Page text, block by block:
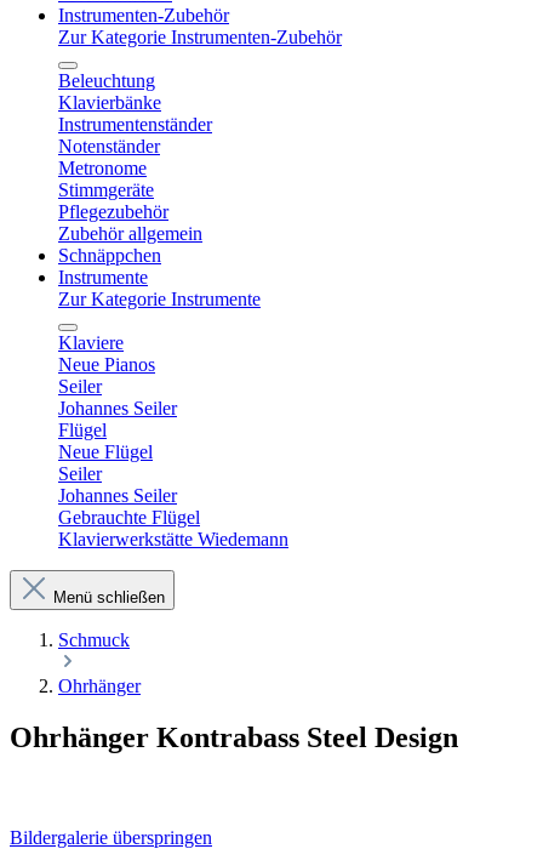
Instrumenten-Zubehör
Zur Kategorie Instrumenten-Zubehör
Beleuchtung
Klavierbänke
Instrumentenständer
Notenständer
Metronome
Stimmgeräte
Pflegezubehör
Zubehör allgemein
Schnäppchen
Instrumente
Zur Kategorie Instrumente
Klaviere
Neue Pianos
Seiler
Johannes Seiler
Flügel
Neue Flügel
Seiler
Johannes Seiler
Gebrauchte Flügel
Klavierwerkstätte Wiedemann
Menü schließen
Schmuck
Ohrhänger
Ohrhänger Kontrabass Steel Design
Bildergalerie überspringen